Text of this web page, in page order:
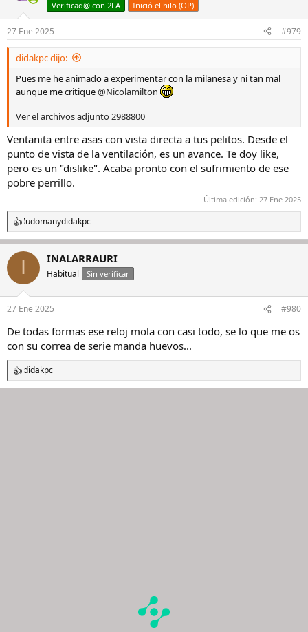
Verificad@ con 2FA
Inició el hilo (OP)
27 Ene 2025 #979
didakpc dijo:
Pues me he animado a experimentar con la milanesa y ni tan mal
aunque me critique@Nicolamilton
Ver el archivos adjunto 2988800
Ventanita entre asas con vista directa a tus pelitos. Desde el
punto de vista de la ventilación, es un avance. Te doy like,
pero es un "dislike". Acaba pronto con el sufrimiento de ese
pobre perrillo.
Última edición: 27 Ene 2025
R
e
a
c
i
e
:
ludomanydidakpc
I INALARRAURI
Habitual Sin verificar
27 Ene 2025 #980
De todas formas ese reloj mola con casi todo, se lo que me os
con su correa de serie manda huevos...
R
e
didakpc